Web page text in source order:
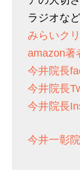
ラジオな
みらいク
amazon著
今井院長
今井院長
今井院長
今井一彰